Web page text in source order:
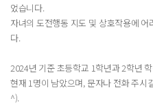
었습니다.
자녀의 도전행동 지도 및 상호작용에
다.
2024년 기준 초등학교 1학년과 2학년
현재 1명이 남았으며, 문자나 전화 주시
^).